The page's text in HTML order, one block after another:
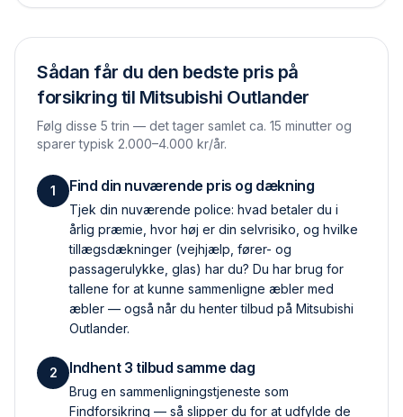
Sådan får du den bedste pris på
forsikring til Mitsubishi Outlander
Følg disse 5 trin — det tager samlet ca. 15 minutter og
sparer typisk 2.000–4.000 kr/år.
1 Find din nuværende pris og dækning
Tjek din nuværende police: hvad betaler du i
årlig præmie, hvor høj er din selvrisiko, og hvilke
tillægs­dækninger (vejhjælp, fører- og
passagerulykke, glas) har du? Du har brug for
tallene for at kunne sammenligne æbler med
æbler — også når du henter tilbud på Mitsubishi
Outlander.
2 Indhent 3 tilbud samme dag
Brug en sammenlignings­tjeneste som
Findforsikring — så slipper du for at udfylde de